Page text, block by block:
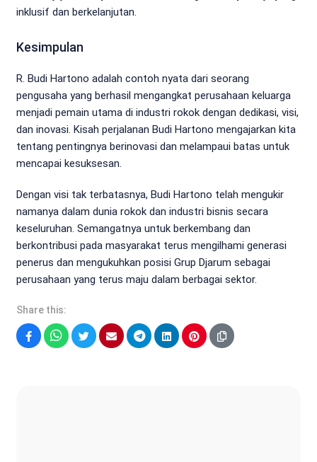
inklusif dan berkelanjutan.
Kesimpulan
R. Budi Hartono adalah contoh nyata dari seorang
pengusaha yang berhasil mengangkat perusahaan keluarga
menjadi pemain utama di industri rokok dengan dedikasi, visi,
dan inovasi. Kisah perjalanan Budi Hartono mengajarkan kita
tentang pentingnya berinovasi dan melampaui batas untuk
mencapai kesuksesan.
Dengan visi tak terbatasnya, Budi Hartono telah mengukir
namanya dalam dunia rokok dan industri bisnis secara
keseluruhan. Semangatnya untuk berkembang dan
berkontribusi pada masyarakat terus mengilhami generasi
penerus dan mengukuhkan posisi Grup Djarum sebagai
perusahaan yang terus maju dalam berbagai sektor.
Share this: